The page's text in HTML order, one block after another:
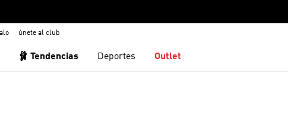
únete al club
🩰 Tendencias Deportes Outlet